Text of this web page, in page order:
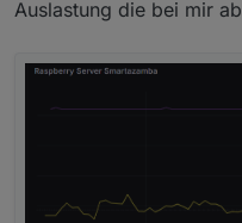
Auslastung die bei mir